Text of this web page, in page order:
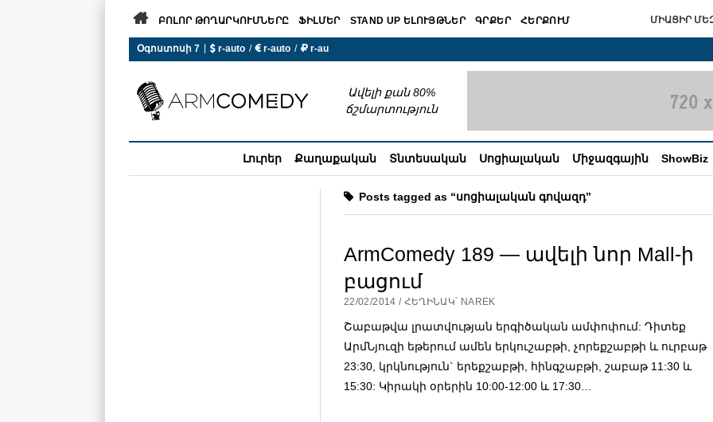
 ԲՈԼՈՐ ԹՈՂԱՐԿՈՒՄՆԵՐԸ ՖԻԼՄԵՐ STAND UP ԵԼՈՒՅԹՆԵՐ ԳՐՔԵՐ ՀԵՐՔՈՒՄ ՄԻԱՑԻՐ
Օգոստոսի 7 |  r-auto /  r-auto /  r-au
Ավելի քան 80%
ճշմարտություն
Լուրեր Քաղաքական Տնտեսական Սոցիալական Միջազգային ShowBiz
Posts tagged as “սոցիալական գովազդ”
ArmComedy 189 — ավելի նոր Mall-ի
բացում
22/02/2014 / ՀԵՂԻՆԱԿ՝ NAREK
Շաբաթվա լրատվության երգիծական ամփոփում: Դիտեք
ԱրմՆյուզի եթերում ամեն երկուշաբթի, չորեքշաբթի և ուրբաթ
23:30, կրկնություն` երեքշաբթի, հինգշաբթի, շաբաթ 11:30 և
15:30: Կիրակի օրերին 10:00-12:00 և 17:30…